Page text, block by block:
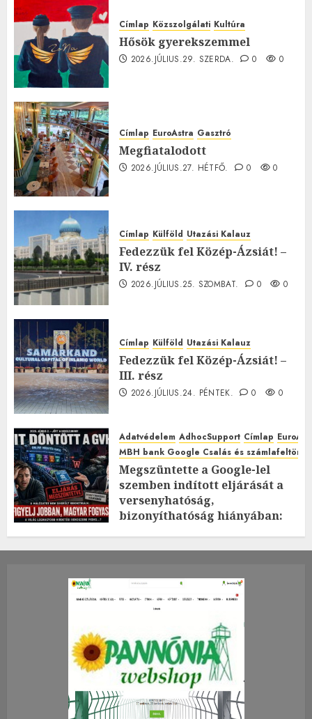
Címlap Közszolgálati Kultúra
Hősök gyerekszemmel
2026.JÚLIUS.29. SZERDA. 0 0
Címlap EuroAstra Gasztró
Megfiatalodott
2026.JÚLIUS.27. HÉTFŐ. 0 0
Címlap Külföld Utazási Kalauz
Fedezzük fel Közép-Ázsiát! –
IV. rész
2026.JÚLIUS.25. SZOMBAT. 0 0
Címlap Külföld Utazási Kalauz
Fedezzük fel Közép-Ázsiát! –
III. rész
2026.JÚLIUS.24. PÉNTEK. 0 0
Adatvédelem AdhocSupport Címlap
MBH bank Google Csalás és
Megszüntette a Google-lel
szemben indított eljárását a
versenyhatóság,
bizonyíthatóság hiányában:
2026.JÚLIUS.23. CSÜTÖRTÖK.
0